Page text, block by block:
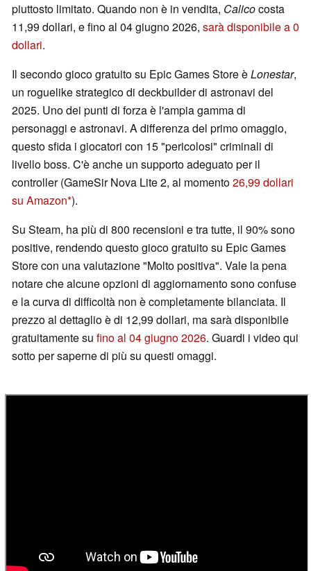
piuttosto limitato. Quando non è in vendita, Calicocosta
11,99 dollari, e fino al 04 giugno 2026, sarà disponibile a 0
dollari.
Il secondo gioco gratuito su Epic Games Store èLonestar,
un roguelike strategico di deckbuilder di astronavi del
2025. Uno dei punti di forza è l'ampia gamma di
personaggi e astronavi. A differenza del primo omaggio,
questo sfida i giocatori con 15 "pericolosi" criminali di
livello boss. C'è anche un supporto adeguato per il
controller (GameSir Nova Lite 2, al momento26,99 dollari
su Amazon ).
Su Steam, ha più di 800 recensioni e tra tutte, il 90% sono
positive, rendendo questo gioco gratuito su Epic Games
Store con una valutazione "Molto positiva". Vale la pena
notare che alcune opzioni di aggiornamento sono confuse
e la curva di difficoltà non è completamente bilanciata. Il
prezzo al dettaglio è di 12,99 dollari, ma sarà disponibile
gratuitamente su fino al 04 giugno 2026. Guardi i video qui
sotto per saperne di più su questi omaggi.